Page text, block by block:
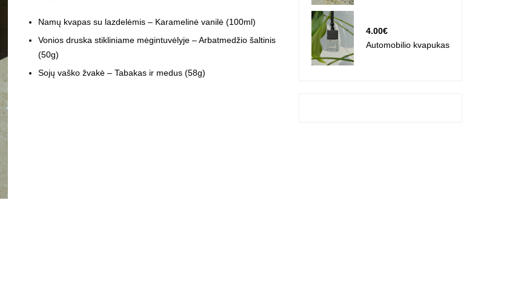
Namų kvapas su lazdelėmis – Karamelinė vanilė (100ml)
Vonios druska stikliniame mėgintuvėlyje – Arbatmedžio šaltinis
(50g)
Sojų vaško žvakė – Tabakas ir medus (58g)
4.00€
Automobilio kvapukas